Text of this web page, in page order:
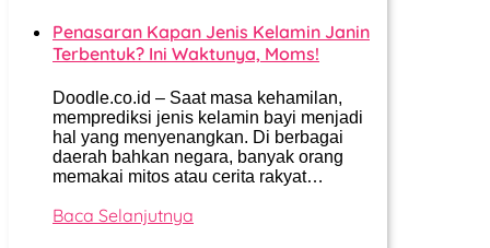
Penasaran Kapan Jenis Kelamin Janin
Terbentuk? Ini Waktunya, Moms!
Doodle.co.id – Saat masa kehamilan,
memprediksi jenis kelamin bayi menjadi
hal yang menyenangkan. Di berbagai
daerah bahkan negara, banyak orang
memakai mitos atau cerita rakyat…
Baca Selanjutnya